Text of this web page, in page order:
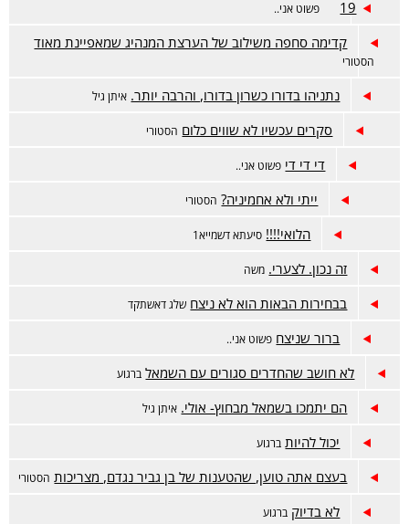
19 פשוט אני..
קדימה סחפה משילוב של הערצת המנהיג שמאפיינת מאוד
הסטורי
נתניהו בדורו כשרון בדורו, והרבה יותר. איתן גיל
סקרים עכשיו לא שווים כלום הסטורי
די די די פשוט אני..
ייתי ולא אחמיניה? הסטורי
הלואי!!!! סיעתא דשמייא1
זה נכון. לצערי. משה
בבחירות הבאות הוא לא ניצח שלג דאשתקד
ברור שניצח פשוט אני..
לא חושב שהחדרים סגורים עם השמאל ברגוע
הם יתמכו בשמאל מבחוץ- אולי. איתן גיל
יכול להיות ברגוע
בעצם אתה טוען, שהטענות של בן גביר נגדם, מצריכות הסטורי
לא בדיוק ברגוע